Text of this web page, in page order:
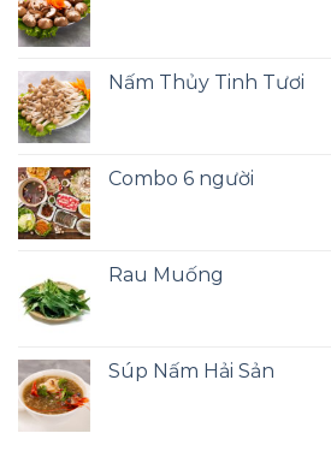
Nấm Thủy Tinh Tươi
Combo 6 người
Rau Muống
Súp Nấm Hải Sản